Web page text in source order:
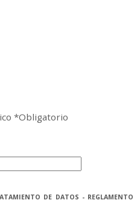
*Obligatorio
DE DATOS - REGLAMENTO